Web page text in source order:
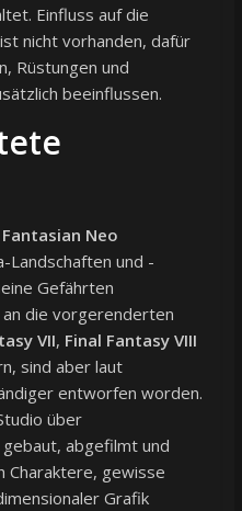
Einfluss auf die
nicht vorhanden, dafür
Rüstungen und
beeinflussen.
Fantasian Neo
Landschaften und -
Gefährten
die vorgerenderten
VII, Final Fantasy VIII
sind aber laut
entworfen worden.
über
abgefilmt und
Charaktere, gewisse
Grafik